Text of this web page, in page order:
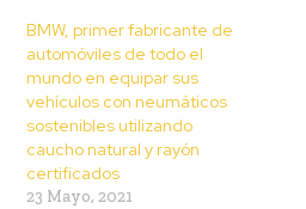
BMW, primer fabricante de
automóviles de todo el
mundo en equipar sus
vehículos con neumáticos
sostenibles utilizando
caucho natural y rayón
certificados
23 Mayo, 2021